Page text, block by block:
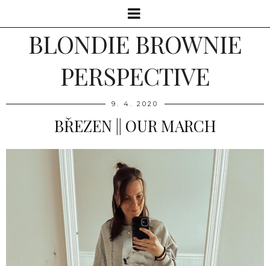
BLONDIE BROWNIE
PERSPECTIVE
9. 4. 2020
BŘEZEN || OUR MARCH